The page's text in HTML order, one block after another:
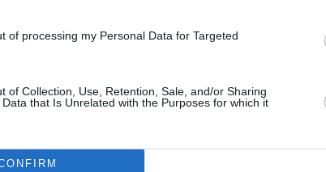
of processing my Personal Data for Targeted
of Collection, Use, Retention, Sale, and/or Sharing
that Is Unrelated with the Purposes for which it
de cie aerienne subsidié